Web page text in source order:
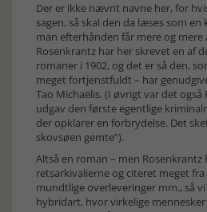
Der er ikke nævnt navne her, for
sagen, så skal den da læses som
man efterhånden får mere og mere
Rosenkrantz har her skrevet en af
romaner i 1902, og det er så den,
meget fortjenstfuldt – har
Tao Michaëlis. (I øvrigt var det også
udgav den første egentlige
der opklarer en forbrydelse. Det
skovsøen gemte”).
Altså en roman – men
retsarkivalierne og citeret meget fra
mundtlige overleveringer mm., så
hybridart, hvor virkelige